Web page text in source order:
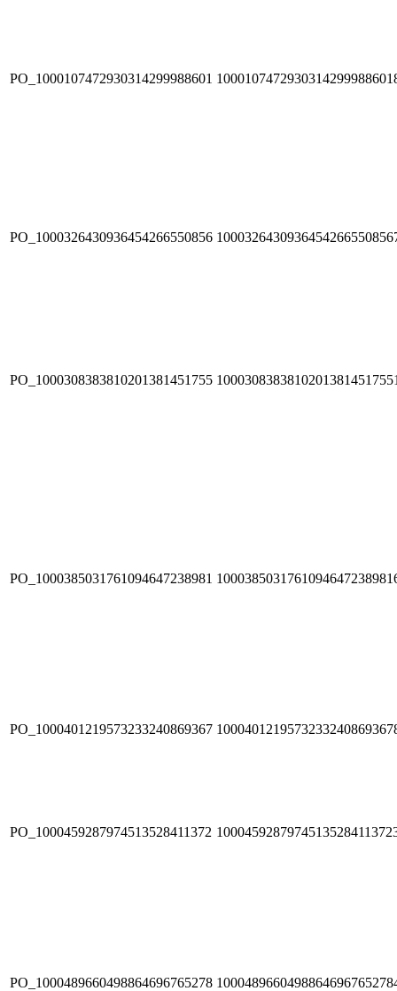
PO_1000107472930314299988601
PO_1000326430936454266550856
PO_1000308383810201381451755
PO_1000385031761094647238981
PO_1000401219573233240869367
PO_1000459287974513528411372
PO_1000489660498864696765278